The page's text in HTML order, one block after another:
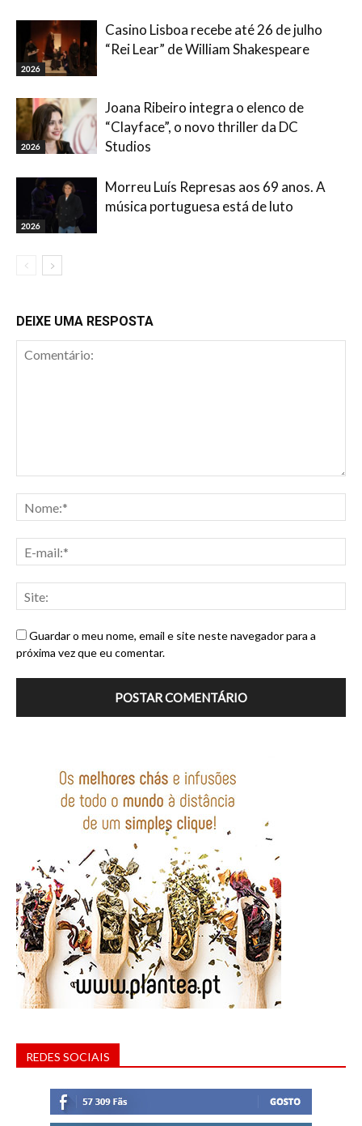
2026
Casino Lisboa recebe até 26 de julho
“Rei Lear” de William Shakespeare
2026
Joana Ribeiro integra o elenco de
“Clayface”, o novo thriller da DC
Studios
2026
Morreu Luís Represas aos 69 anos. A
música portuguesa está de luto
DEIXE UMA RESPOSTA
Guardar o meu nome, email e site neste navegador para a
próxima vez que eu comentar.
REDES SOCIAIS